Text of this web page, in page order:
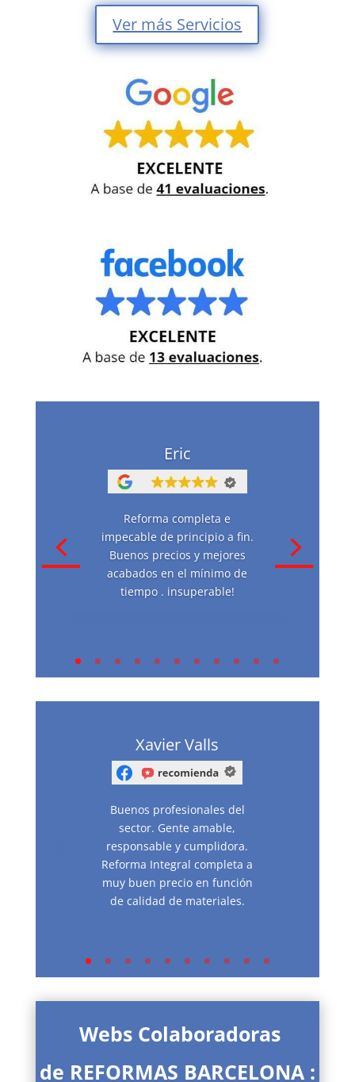
Ver más Servicios
Eric
Reforma completa e
impecable de principio a fin.
Buenos precios y mejores
acabados en el mínimo de
tiempo . insuperable!
Xavier Valls
Buenos profesionales del
sector. Gente amable,
responsable y cumplidora.
Reforma Integral completa a
muy buen precio en función
de calidad de materiales.
Webs Colaboradoras
de REFORMAS BARCELONA :